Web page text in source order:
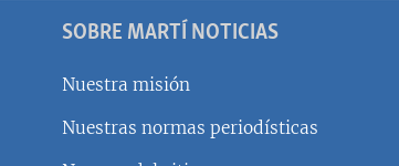
SOBRE MARTÍ NOTICIAS
Nuestra misión
Nuestras normas periodísticas